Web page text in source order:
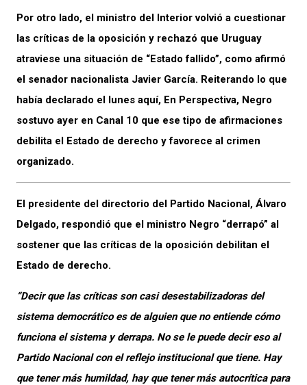
Por otro lado, el ministro del Interior volvió a cuestionar
las críticas de la oposición y rechazó que Uruguay
atraviese una situación de “Estado fallido”, como afirmó
el senador nacionalista Javier García. Reiterando lo que
había declarado el lunes aquí, En Perspectiva, Negro
sostuvo ayer en Canal 10 que ese tipo de afirmaciones
debilita el Estado de derecho y favorece al crimen
organizado.
El presidente del directorio del Partido Nacional, Álvaro
Delgado, respondió que el ministro Negro “derrapó” al
sostener que las críticas de la oposición debilitan el
Estado de derecho.
“Decir que las críticas son casi desestabilizadoras del
sistema democrático es de alguien que no entiende cómo
funciona el sistema y derrapa. No se le puede decir eso al
Partido Nacional con el reflejo institucional que tiene. Hay
que tener más humildad, hay que tener más autocrítica para